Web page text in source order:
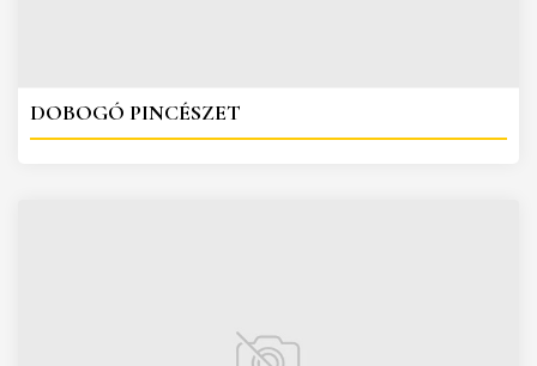
DOBOGÓ PINCÉSZET